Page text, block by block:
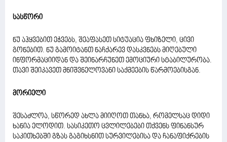
სასწორი
ნუ აჰყვებით ეჭვებს, შეაფასეთ სიტუაცია ფხიზელი, ცივი
გონებით. ნუ გამოიტანთ ნაჩქარევ დასკვნებს მიღებული
ინფორმაციიდან და შეინარჩუნეთ ემოციური სტაბილურობა.
თავი შეიკავეთ მნიშვნელოვანი საქმეების წარმოებისგან.
მორიელი
შესაძლოა, სწორედ ახლა მიიღოთ თანხა, რომელსაც დიდი
ხანია ელოდით. სასიკეთო ცვლილებები თქვენს ფინანსურ
საკითხებში გზას გაგიხსნით სურვილებისა და ჩანაფიქრების